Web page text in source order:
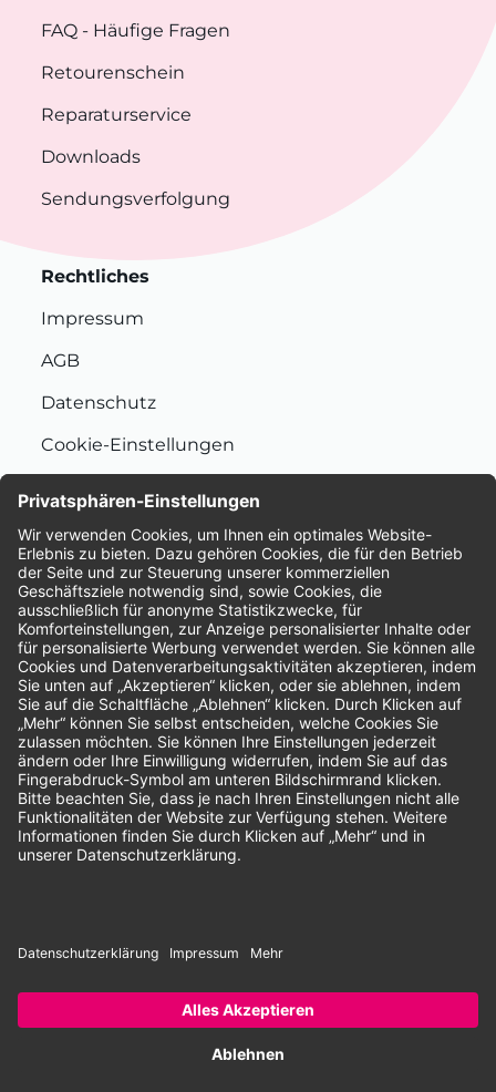
FAQ - Häufige Fragen
Retourenschein
Reparaturservice
Downloads
Sendungsverfolgung
Rechtliches
Impressum
AGB
Datenschutz
Cookie-Einstellungen
Bewertungen
Unsere Zahlungsarten:
Rechnung SEPA-Lastschrift Vorkasse